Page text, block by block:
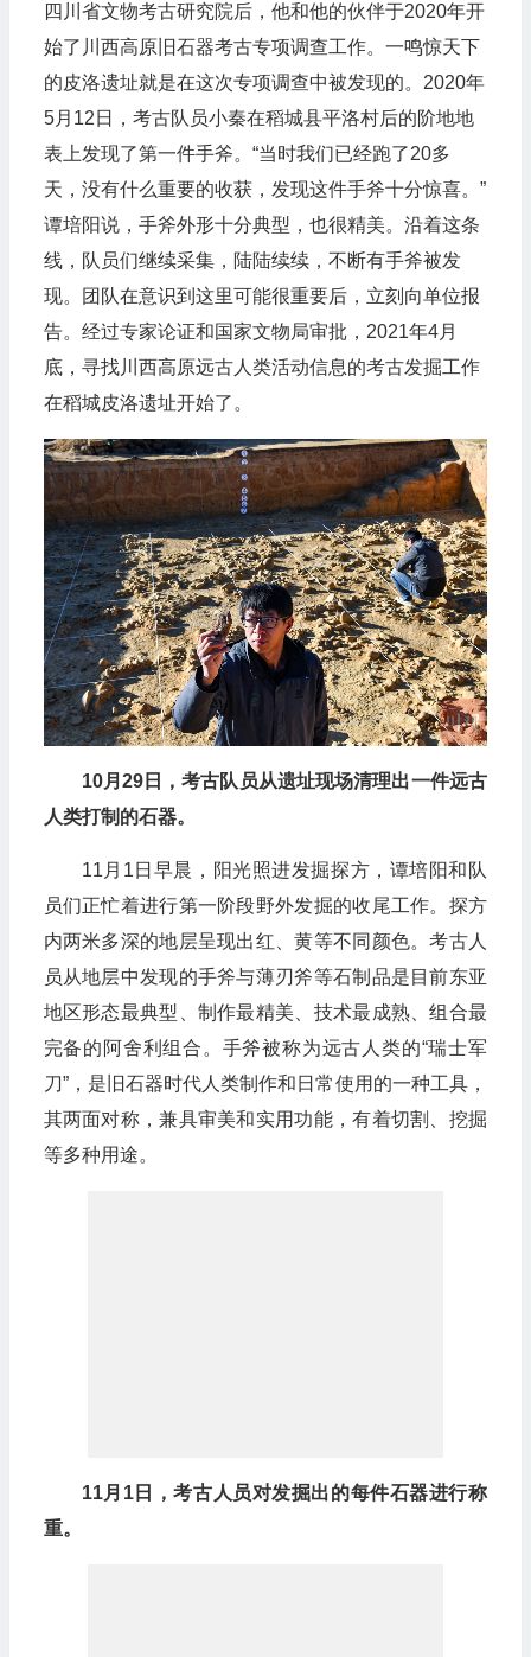
四川省文物考古研究院后，他和他的伙伴于2020年开
始了川西高原旧石器考古专项调查工作。一鸣惊天下
的皮洛遗址就是在这次专项调查中被发现的。2020年
5月12日，考古队员小秦在稻城县平洛村后的阶地地
表上发现了第一件手斧。“当时我们已经跑了20多
天，没有什么重要的收获，发现这件手斧十分惊喜。”
谭培阳说，手斧外形十分典型，也很精美。沿着这条
线，队员们继续采集，陆陆续续，不断有手斧被发
现。团队在意识到这里可能很重要后，立刻向单位报
告。经过专家论证和国家文物局审批，2021年4月
底，寻找川西高原远古人类活动信息的考古发掘工作
在稻城皮洛遗址开始了。
10月29日，考古队员从遗址现场清理出一件远古
人类打制的石器。
11月1日早晨，阳光照进发掘探方，谭培阳和队
员们正忙着进行第一阶段野外发掘的收尾工作。探方
内两米多深的地层呈现出红、黄等不同颜色。考古人
员从地层中发现的手斧与薄刃斧等石制品是目前东亚
地区形态最典型、制作最精美、技术最成熟、组合最
完备的阿舍利组合。手斧被称为远古人类的“瑞士军
刀”，是旧石器时代人类制作和日常使用的一种工具，
其两面对称，兼具审美和实用功能，有着切割、挖掘
等多种用途。
11月1日，考古人员对发掘出的每件石器进行称
重。